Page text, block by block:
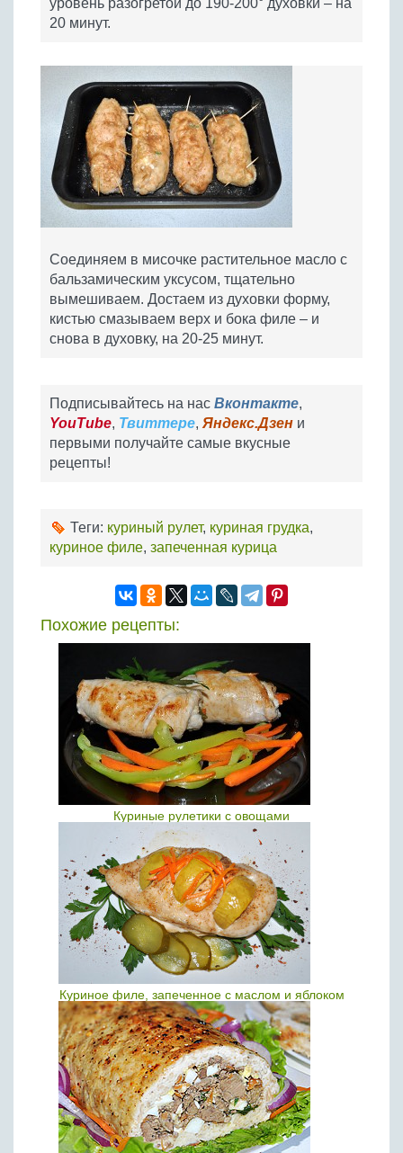
уровень разогретой до 190-200° духовки – на
20 минут.
Соединяем в мисочке растительное масло с
бальзамическим уксусом, тщательно
вымешиваем. Достаем из духовки форму,
кистью смазываем верх и бока филе – и
снова в духовку, на 20-25 минут.
Подписывайтесь на нас Вконтакте,
YouTube, Твиттере, Яндекс.Дзен и
первыми получайте самые вкусные
рецепты!
Теги: куриный рулет, куриная грудка,
куриное филе, запеченная курица
Похожие рецепты:
Куриные рулетики с овощами
Куриное филе, запеченное с маслом и яблоком